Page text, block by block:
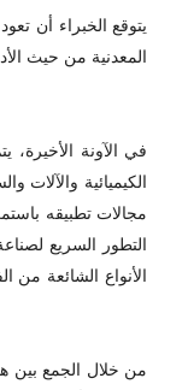
يتوقع الخبراء أن
المعدنية من حيث
في الآونة الأخيرة،
الكيميائية
مجالات تطبيقه
التطور السريع
من خلال الجمع بين